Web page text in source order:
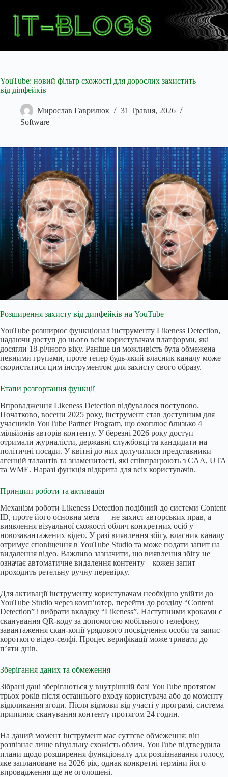
YouTube: новий фільтр схожості для дорослих захистить
від діпфейків
Мирослав Гаврилюк
31 Травня, 2026
Software
Розширення захисту від дипфейків на YouTube
YouTube розширює функціонал інструменту Likeness Detection,
надаючи доступ до нього всім користувачам платформи, які
досягли 18-річного віку. Раніше ця можливість була обмежена
певними групами, проте тепер будь-який власник каналу може
скористатися цим інструментом для захисту свого образу.
Етапи розгортання функції
Впровадження Likeness Detection відбувалося поступово.
Початково, восени 2025 року, інструмент став доступним для
учасників YouTube Partner Program, що охоплює близько 4
мільйонів авторів контенту. У березні 2026 року доступ
отримали журналісти, державні службовці та кандидати на
політичні посади. У квітні до них долучилися представники
агенцій талантів та знаменитості, які співпрацюють з CAA, UTA
та WME. Наразі функція відкрита для всіх користувачів.
Принцип роботи та активація
Механізм роботи Likeness Detection подібний до системи Content
ID, проте його основна мета — не захист авторських прав, а
виявлення візуальної схожості облич конкретних осіб у
новозавантажених відео. У разі виявлення збігу, власник каналу
отримує сповіщення в YouTube Studio та може подати запит на
видалення відео. Важливо зазначити, що виявлення збігу не
означає автоматичне видалення контенту – кожен запит
проходить ретельну ручну перевірку.
Для активації інструменту користувачам необхідно увійти до
YouTube Studio через комп’ютер, перейти до розділу “Content
Detection” і вибрати вкладку “Likeness”. Наступними кроками є
сканування QR-коду за допомогою мобільного телефону,
завантаження скан-копії урядового посвідчення особи та запис
короткого відео-селфі. Процес верифікації може тривати до
п’яти днів.
Зберігання даних та обмеження
Зібрані дані зберігаються у внутрішній базі YouTube протягом
трьох років після останнього входу користувача або до моменту
відкликання згоди. Після відмови від участі у програмі, система
припиняє сканування контенту протягом 24 годин.
На даний момент інструмент має суттєве обмеження: він
розпізнає лише візуальну схожість облич. YouTube підтвердила
плани щодо розширення функціоналу для розпізнавання голосу,
яке заплановане на 2026 рік, однак конкретні терміни його
впровадження ще не оголошені.